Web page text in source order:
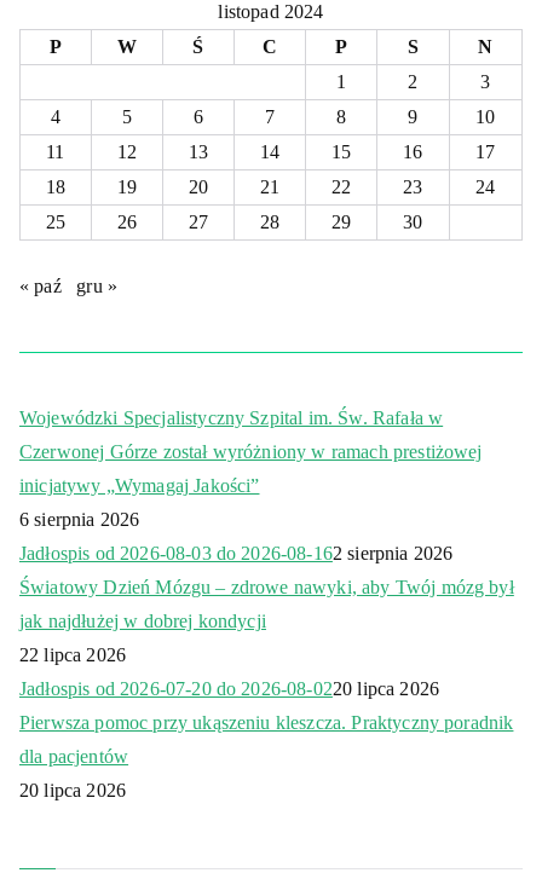
listopad 2024
P
W Ś C P S
N
1
2
3
4
5 6 7 8 9
10
11
12 13 14 15 16
17
18
19 20 21 22 23
24
25
26 27 28 29 30
« paź gru »
Wojewódzki Specjalistyczny Szpital im. Św. Rafała w
Czerwonej Górze został wyróżniony w ramach prestiżowej
inicjatywy „Wymagaj Jakości”
6 sierpnia 2026
Jadłospis od 2026-08-03 do 2026-08-162 sierpnia 2026
Światowy Dzień Mózgu – zdrowe nawyki, aby Twój mózg był
jak najdłużej w dobrej kondycji
22 lipca 2026
Jadłospis od 2026-07-20 do 2026-08-0220 lipca 2026
Pierwsza pomoc przy ukąszeniu kleszcza. Praktyczny poradnik
dla pacjentów
20 lipca 2026